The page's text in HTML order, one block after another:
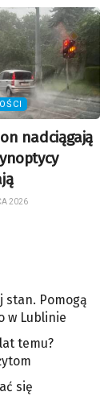
nadciągają
2026
stan. Pomogą
w Lublinie
temu?
się